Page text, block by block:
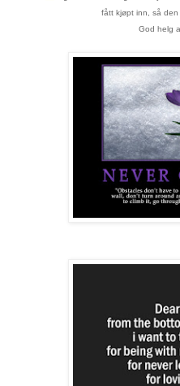
fått kjøpt inn, så den
God helg